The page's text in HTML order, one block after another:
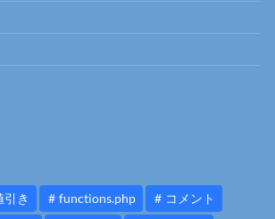
引き functions.php
コメント